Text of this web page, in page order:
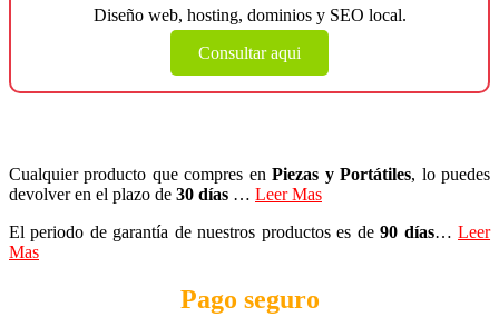
Diseño web, hosting, dominios y SEO local.
Consultar aqui
Cualquier producto que compres enPiezas y Portátiles, lo puedes
devolver en el plazo de 30 días … Leer Mas
El periodo de garantía de nuestros productos es de90 días…Leer
Mas
Pago seguro